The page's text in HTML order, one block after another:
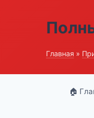
Главная »
🏠